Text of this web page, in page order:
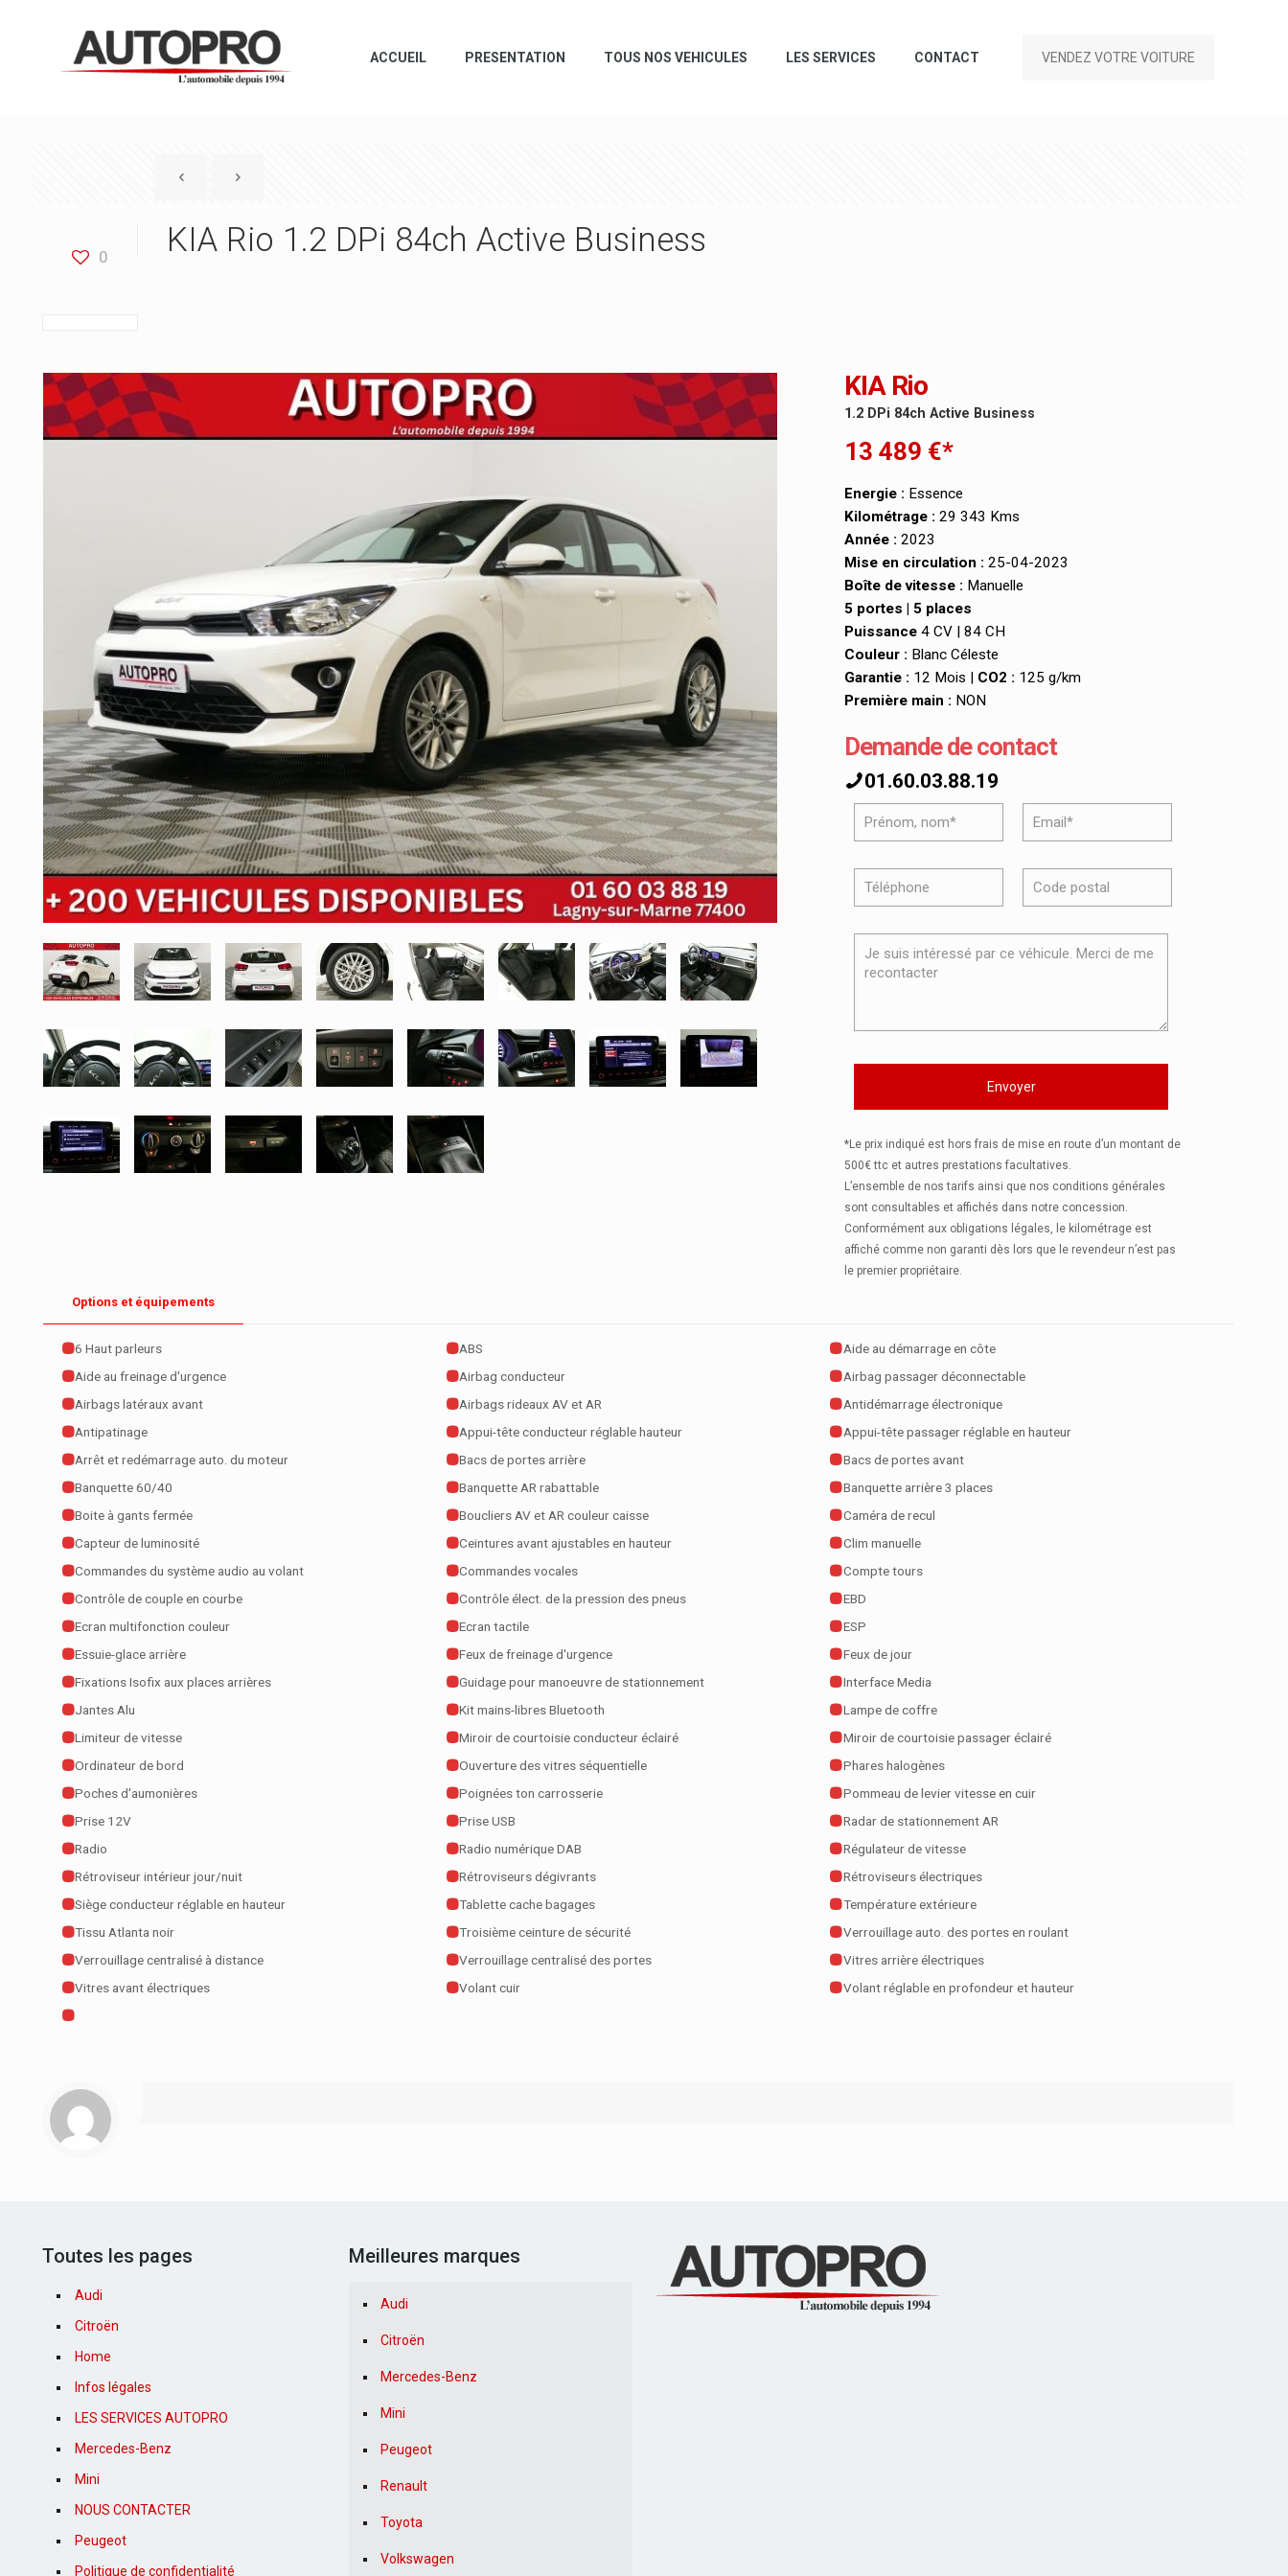
ACCUEIL PRESENTATION TOUS NOS VEHICULES LES SERVICES CONTACT VENDEZ VOTRE VOITURE
0 KIA Rio 1.2 DPi 84ch Active Business
KIA Rio
1.2 DPi 84ch Active Business
13 489 €*
Energie : Essence
Kilométrage : 29 343 Kms
Année : 2023
Mise en circulation : 25-04-2023
Boîte de vitesse : Manuelle
5 portes | 5 places
Puissance4 CV | 84 CH
Couleur : Blanc Céleste
Garantie : 12 Mois | CO2 : 125 g/km
Première main : NON
Demande de contact
01.60.03.88.19
*Le prix indiqué est hors frais de mise en route d’un montant de
500€ ttc et autres prestations facultatives.
L’ensemble de nos tarifs ainsi que nos conditions générales
sont consultables et affichés dans notre concession.
Conformément aux obligations légales, le kilométrage est
affiché comme non garanti dès lors que le revendeur n’est pas
le premier propriétaire.
Options et équipements
6 Haut parleurs ABS
Aide au démarrage en côte
Aide au freinage d'urgence
Airbag conducteur
Airbag passager déconnectable
Airbags latéraux avant
Airbags rideaux AV et AR
Antidémarrage électronique
Antipatinage
Appui-tête conducteur réglable hauteur
Appui-tête passager réglable en hauteur
Arrêt et redémarrage auto. du moteur
Bacs de portes arrière
Bacs de portes avant
Banquette 60/40
Banquette AR rabattable
Banquette arrière 3 places
Boite à gants fermée
Boucliers AV et AR couleur caisse
Caméra de recul
Capteur de luminosité
Ceintures avant ajustables en hauteur
Clim manuelle
Commandes du système audio au volant
Commandes vocales
Compte tours
Contrôle de couple en courbe
Contrôle élect. de la pression des pneus
EBD
Ecran multifonction couleur
Ecran tactile
ESP
Essuie-glace arrière
Feux de freinage d'urgence
Feux de jour
Fixations Isofix aux places arrières
Guidage pour manoeuvre de stationnement
Interface Media
Jantes Alu
Kit mains-libres Bluetooth
Lampe de coffre
Limiteur de vitesse
Miroir de courtoisie conducteur éclairé
Miroir de courtoisie passager éclairé
Ordinateur de bord
Ouverture des vitres séquentielle
Phares halogènes
Poches d'aumonières
Poignées ton carrosserie
Pommeau de levier vitesse en cuir
Prise 12V
Prise USB
Radar de stationnement AR
Radio
Radio numérique DAB
Régulateur de vitesse
Rétroviseur intérieur jour/nuit
Rétroviseurs dégivrants
Rétroviseurs électriques
Siège conducteur réglable en hauteur
Tablette cache bagages
Température extérieure
Tissu Atlanta noir
Troisième ceinture de sécurité
Verrouillage auto. des portes en roulant
Verrouillage centralisé à distance
Verrouillage centralisé des portes
Vitres arrière électriques
Vitres avant électriques
Volant cuir Volant réglable en profondeur et hauteur
Toutes les pages
Audi
Citroën
Home
Infos légales
LES SERVICES AUTOPRO
Mercedes-Benz
Mini
NOUS CONTACTER
Peugeot
Politique de confidentialité
Meilleures marques
Audi
Citroën
Mercedes-Benz
Mini
Peugeot
Renault
Toyota
Volkswagen